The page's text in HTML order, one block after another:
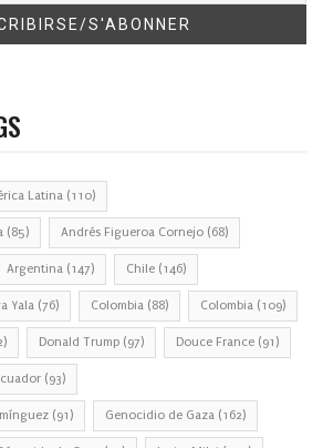
Latina (110)
(85) Andrés Figueroa Cornejo (68)
Argentina (147) Chile (146)
Yala (76) Colombia (88) Colombia (109)
Donald Trump (97) Douce France (91)
(93)
(91) Genocidio de Gaza (162)